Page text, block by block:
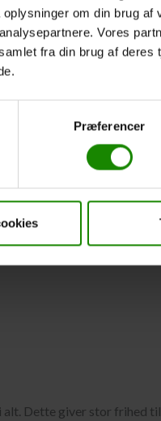
om din brug
Vores
fra din brug af
Præferencer
og stormkogesæt over
kan I dog også leje hos
kanotur, som passer til jer.
der skal planlægges en
Dette har stor
ønsker, budget og
til jer, når I ankommer til
Dette giver stor frihed